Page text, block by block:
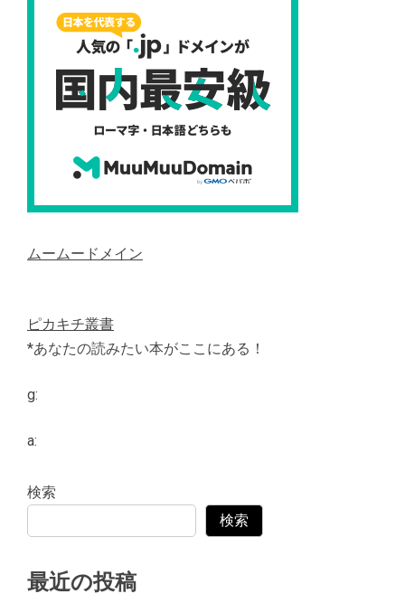
ムームードメイン
ピカキチ叢書
*あなたの読みたい本がここにある！
g:
a:
検索
検索
最近の投稿